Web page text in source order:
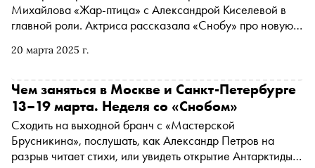
20 марта 2025 г.
Михайлова «Жар-птица» с Александрой Киселевой в
главной роли. Актриса рассказала «Снобу» про новую
и поездку в Канны
Чем заняться в Москве и Санкт-Петербурге
13–19 марта. Неделя со «Снобом»
Сходить на выходной бранч с «Мастерской
Брусникина», послушать, как Александр Петров на
разрыв читает стихи, или увидеть открытие Антарктиды в